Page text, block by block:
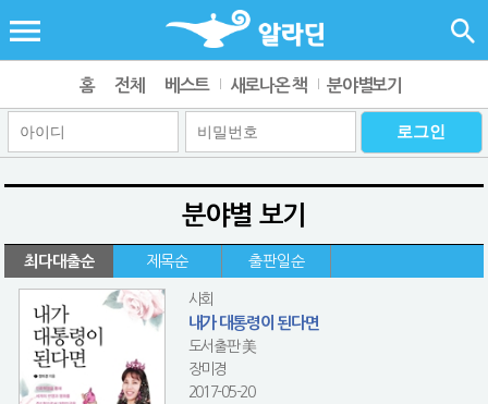
홈 전체 베스트 새로나온 책 분야별보기
분야별 보기
최다대출순 제목순 출판일순
사회
내가 대통령이 된다면
도서출판 美
장미경
2017-05-20